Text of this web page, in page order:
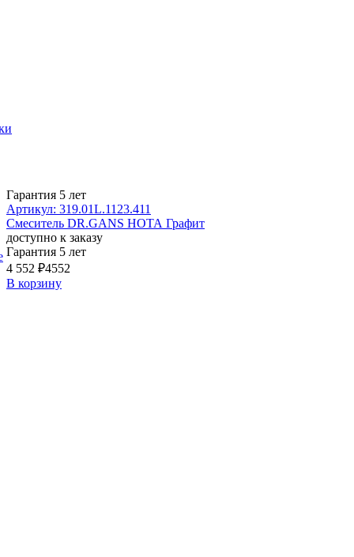
Гарантия 5 лет
Артикул: 319.01L.1123.411
Смеситель DR.GANS НОТА Графит
доступно к заказу
Гарантия 5 лет
4 552 ₽4552
В корзину